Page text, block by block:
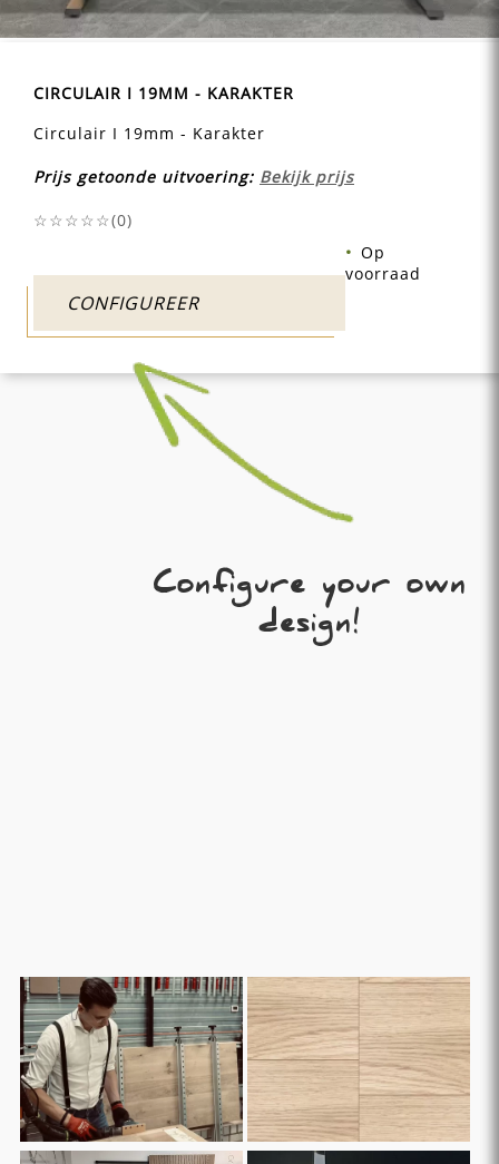
CIRCULAIR I 19MM - KARAKTER
Circulair I 19mm - Karakter
Prijs getoonde uitvoering: Bekijk prijs
☆☆☆☆☆(0)
CONFIGUREER
Op
voorraad
Configure your own
design!